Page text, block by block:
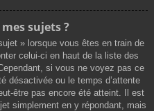
sujets ?
» lorsque vous êtes en train de
celui-ci en haut de la liste des
si vous ne voyez pas ce
désactivée ou le temps d’attente
être pas encore été atteint. Il est
simplement en y répondant, mais